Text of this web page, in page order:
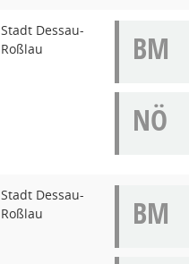
Stadt Dessau-
Roßlau
BM
NÖ
Stadt Dessau-
Roßlau
BM